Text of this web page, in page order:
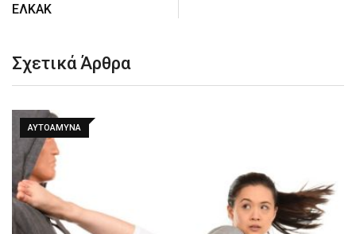
ΕΛΚΑΚ
Σχετικά Άρθρα
ΑΥΤΟΆΜΥΝΑ